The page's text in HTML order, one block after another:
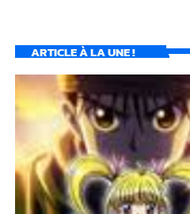
ARTICLE À LA UNE !